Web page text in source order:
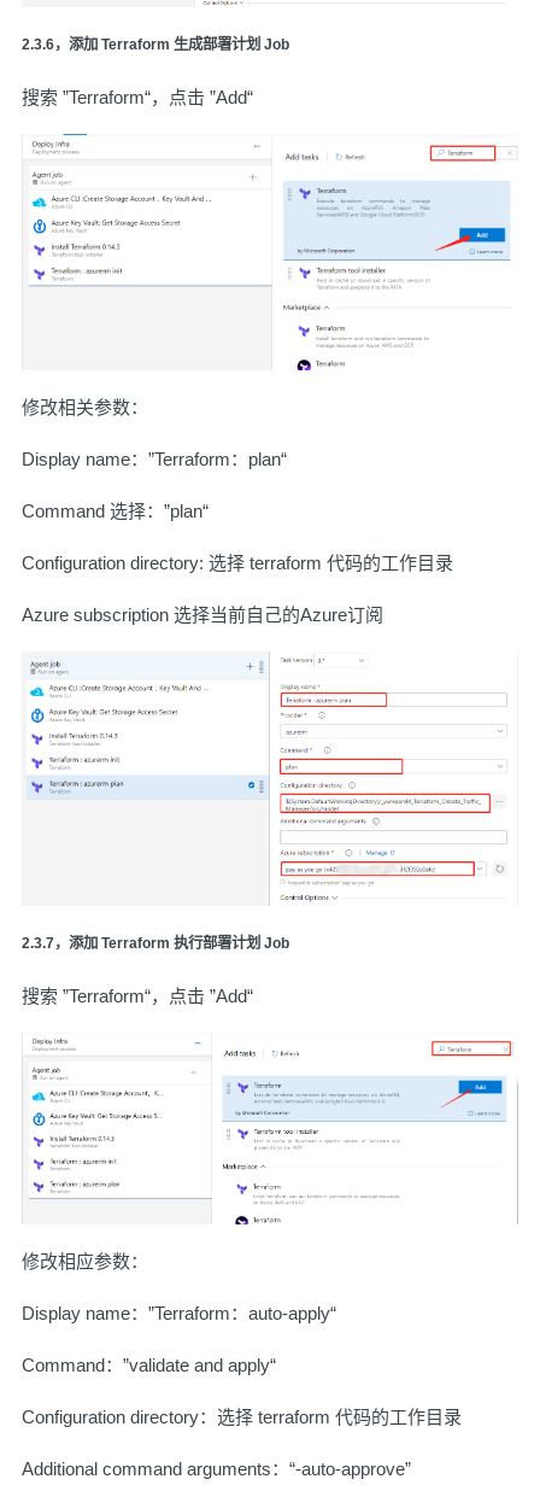
2.3.6，添加 Terraform 生成部署计划 Job
搜索 ”Terraform“，点击 ”Add“
修改相关参数：
Display name：”Terraform：plan“
Command 选择：”plan“
Configuration directory: 选择 terraform 代码的工作目录
Azure subscription 选择当前自己的Azure订阅
2.3.7，添加 Terraform 执行部署计划 Job
搜索 ”Terraform“，点击 ”Add“
修改相应参数：
Display name：”Terraform：auto-apply“
Command：”validate and apply“
Configuration directory：选择 terraform 代码的工作目录
Additional command arguments：“-auto-approve”